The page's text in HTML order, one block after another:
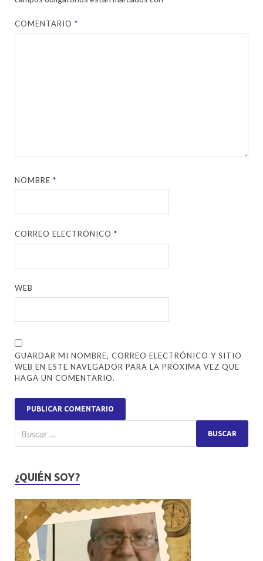
COMENTARIO*
NOMBRE*
CORREO ELECTRÓNICO*
WEB
GUARDAR MI NOMBRE, CORREO ELECTRÓNICO Y SITIO
WEB EN ESTE NAVEGADOR PARA LA PRÓXIMA VEZ QUE
HAGA UN COMENTARIO.
¿QUIÉN SOY?